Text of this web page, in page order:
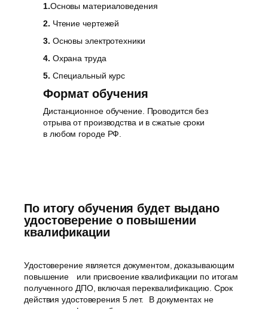
1.Основы материаловедения
2. Чтение чертежей
3. Основы электротехники
4. Охрана труда
5. Специальный курс
Формат обучения
Дистанционное обучение. Проводится без
отрыва от производства и в сжатые сроки
в любом городе РФ.
По итогу обучения будет выдано
удостоверение о повышении
квалификации
Удостоверение является документом, доказывающим
повышение или присвоение квалификации по итогам
полученного ДПО, включая переквалификацию. Срок
действия удостоверения 5 лет. В документах не